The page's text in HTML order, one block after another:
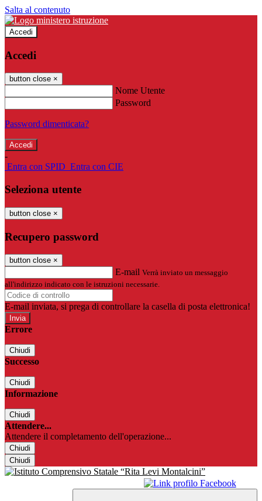
Salta al contenuto
Accedi
Accedi
button close ×
Nome Utente
Password
Password dimenticata?
-
Entra con SPID Entra con CIE
Seleziona utente
button close ×
Recupero password
button close ×
E-mail Verrà inviato un messaggio
all'indirizzo indicato con le istruzioni necessarie.
E-mail inviata, si prega di controllare la casella di posta elettronica!
Errore
Chiudi
Successo
Chiudi
Informazione
Chiudi
Attendere...
Attendere il completamento dell'operazione...
Chiudi
Chiudi